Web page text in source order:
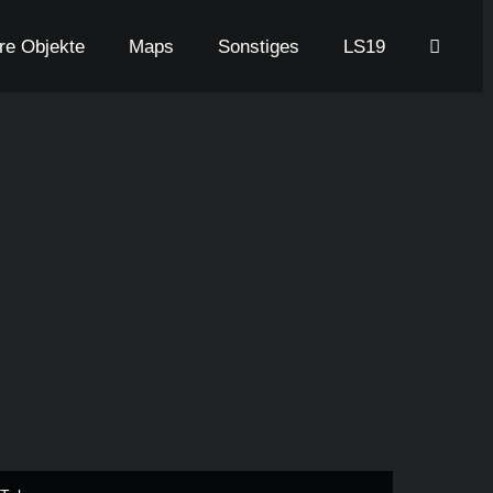
Objekte Maps Sonstiges LS19